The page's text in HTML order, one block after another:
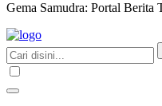
Gema Samudra: Portal Berita